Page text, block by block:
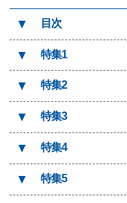
▼ 目次
▼ 特集1
▼ 特集2
▼ 特集3
▼ 特集4
▼ 特集5